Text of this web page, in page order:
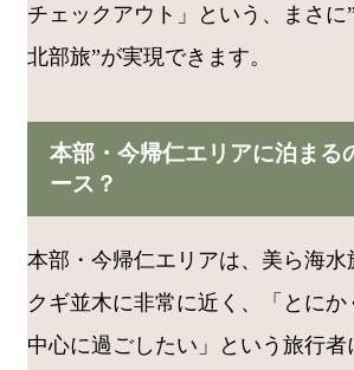
チェックアウト」という、まさに
北部旅”が実現できます。
本部・今帰仁エリアに泊まる
ース？
本部・今帰仁エリアは、美ら海水
クギ並木に非常に近く、「とにか
中心に過ごしたい」という旅行者